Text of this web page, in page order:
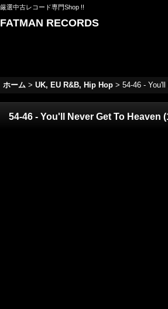
厳選中古レコード専門Shop !!
FATMAN RECORDS
ホーム > UK, EU R&B, Hip Hop > 54-46 -
54-46 - You'll Never Get To Heaven